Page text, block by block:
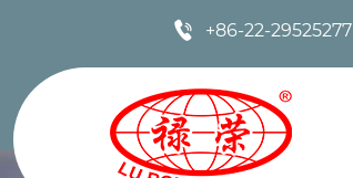
 +86-22-29525277